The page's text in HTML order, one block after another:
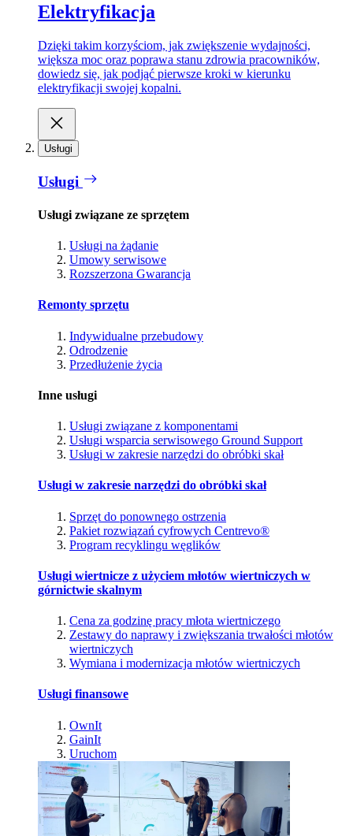
Elektryfikacja
Dzięki takim korzyściom, jak zwiększenie wydajności,
większa moc oraz poprawa stanu zdrowia pracowników,
dowiedz się, jak podjąć pierwsze kroki w kierunku
elektryfikacji swojej kopalni.
Usługi
Usługi
Usługi związane ze sprzętem
Usługi na żądanie
Umowy serwisowe
Rozszerzona Gwarancja
Remonty sprzętu
Indywidualne przebudowy
Odrodzenie
Przedłużenie życia
Inne usługi
Usługi związane z komponentami
Usługi wsparcia serwisowego Ground Support
Usługi w zakresie narzędzi do obróbki skał
Usługi w zakresie narzędzi do obróbki skał
Sprzęt do ponownego ostrzenia
Pakiet rozwiązań cyfrowych Centrevo®
Program recyklingu węglików
Usługi wiertnicze z użyciem młotów wiertniczych w
górnictwie skalnym
Cena za godzinę pracy młota wiertniczego
Zestawy do naprawy i zwiększania trwałości młotów
wiertniczych
Wymiana i modernizacja młotów wiertniczych
Usługi finansowe
OwnIt
GainIt
Uruchom